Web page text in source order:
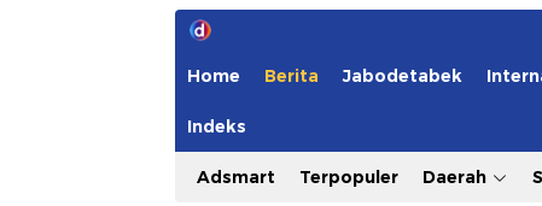
Home Berita Jabodetabek
Indeks
Adsmart Terpopuler Daerah